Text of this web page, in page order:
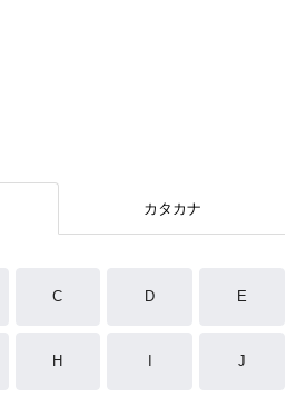
カタカナ
C D E
H J